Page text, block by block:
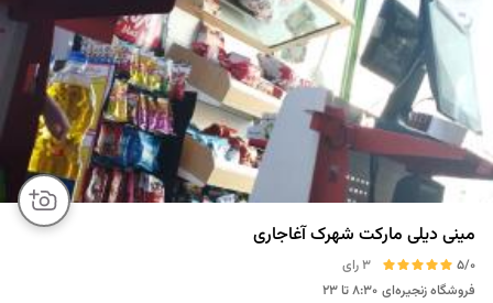
مینی دیلی مارکت شهرک آغاجاری
5/0
3 رای
فروشگاه زنجیره‌ای ۸:۳۰ تا ۲۳